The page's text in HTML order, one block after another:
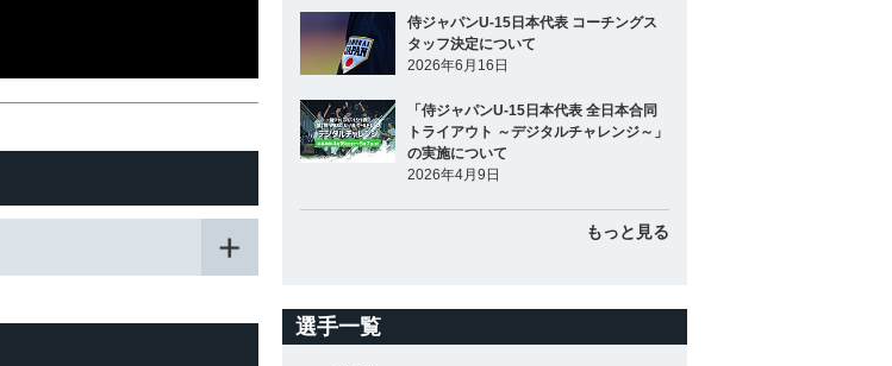
侍ジャパンU-15日本代表 コーチングス
タッフ決定について
2026年6月16日
「侍ジャパンU-15日本代表 全日本合同
トライアウト ～デジタルチャレンジ～」
の実施について
2026年4月9日
もっと見る
選手一覧